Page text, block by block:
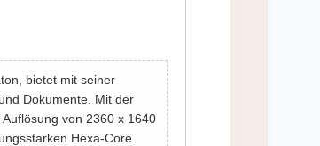
bietet mit seiner
Dokumente. Mit der
von 2360 x 1640
Hexa-Core